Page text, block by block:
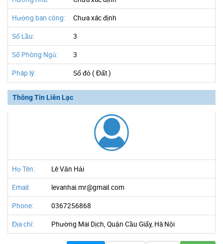
Hướng ban công: Chưa xác định
Số Lầu: 3
Số Phòng Ngủ: 3
Pháp lý: Sổ đỏ ( Đất )
Thông Tin Liên Lạc
Họ Tên: Lê Văn Hải
Email: levanhai.mr@gmail.com
Phone: 0367256868
Địa chỉ: Phường Mai Dịch, Quận Cầu Giấy, Hà Nội